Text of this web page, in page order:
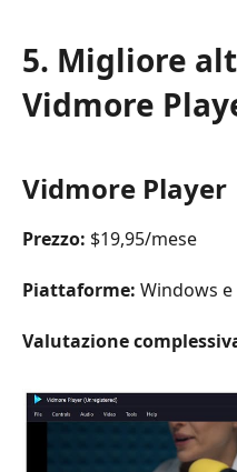
5. Migliore
Vidmore
Vidmore Player
Prezzo: $19,95/mese
Piattaforme: Windows e
Valutazione